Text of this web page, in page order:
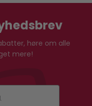
høre om alle
mere!